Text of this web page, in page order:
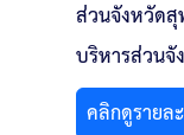
การประเมิ
ขั้นตอนและ
ส่วนจังหวัดสุ
บริหารส่วน
คลิกดูรายล